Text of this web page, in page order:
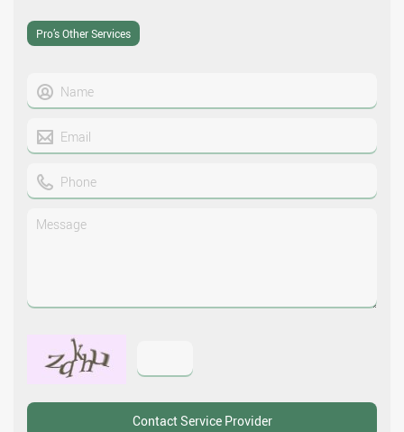
Pro’s Other Services